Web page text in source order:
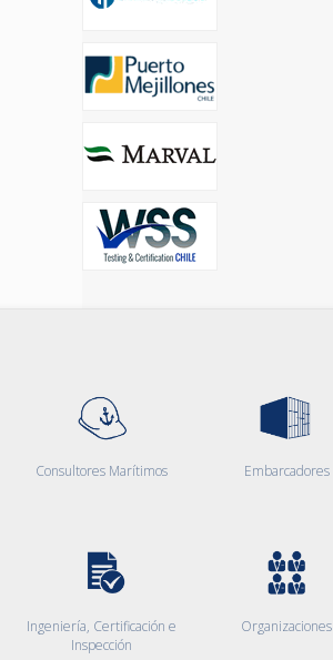
Consultores Marítimos Embarcadores
Ingeniería, Certificación e
Inspección
Organizaciones